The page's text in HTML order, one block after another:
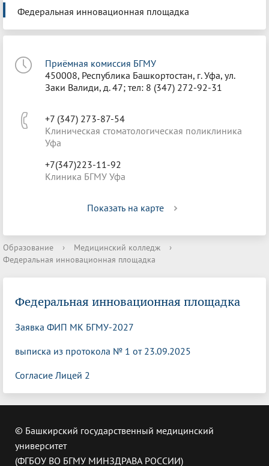
Федеральная инновационная площадка
Приёмная комиссия БГМУ
450008, Республика Башкортостан, г. Уфа, ул.
Заки Валиди, д. 47; тел: 8 (347) 272-92-31
+7 (347) 273-87-54
Клиническая стоматологическая поликлиника
Уфа
+7(347)223-11-92
Клиника БГМУ Уфа
Показать на карте
Образование › Медицинский колледж
›
Федеральная инновационная площадка
Федеральная инновационная площадка
Заявка ФИП МК БГМУ-2027
выписка из протокола № 1 от 23.09.2025
Согласие Лицей 2
© Башкирский государственный медицинский
университет
(ФГБОУ ВО БГМУ МИНЗДРАВА РОССИИ)